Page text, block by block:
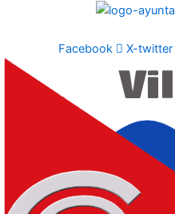
Facebook X-twitter